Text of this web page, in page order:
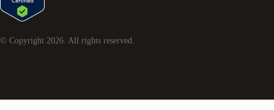
© Copyright 2026 . All rights reserved.